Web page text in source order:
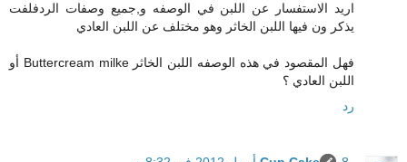
اريد الاستفسار عن اللبن في الوصفه و,جميع وصفات الردفلفت
يذكر ون فيها اللبن الخاثر وهو مختلف عن اللبن العادي
فهل المقصود في هذه الوصفه اللبن الخاثر Buttercream milke أو
اللبن العادي ؟
رد